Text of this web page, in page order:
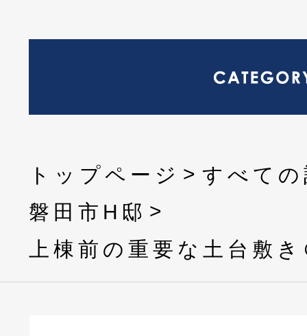
トップページ
すべて
磐田市H邸
上棟前の重要な土台敷